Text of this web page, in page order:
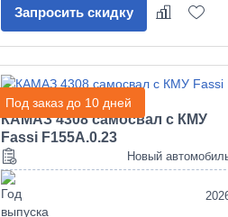
Запросить скидку
Под заказ до 10 дней
КАМАЗ 4308 самосвал с КМУ
Fassi F155A.0.23
Новый